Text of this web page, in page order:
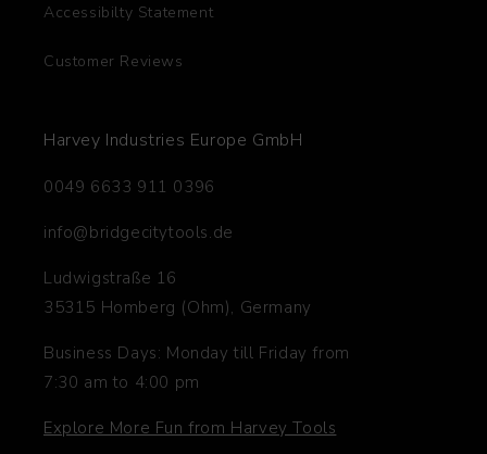
Accessibilty Statement
Customer Reviews
Harvey Industries Europe GmbH
0049 6633 911 0396
info@bridgecitytools.de
Ludwigstraße 16
35315 Homberg (Ohm), Germany
Business Days: Monday till Friday from
7:30 am to 4:00 pm
Explore More Fun from Harvey Tools